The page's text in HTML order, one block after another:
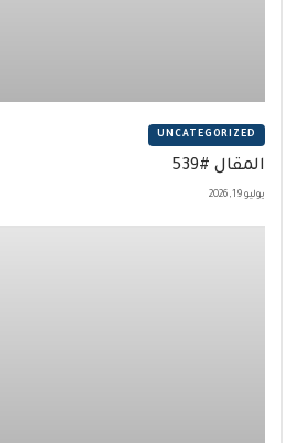
UNCATEGORIZED
المقال #539
يوليو 19, 2026